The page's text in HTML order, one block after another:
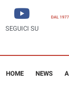
SEGUICI SU
HOME NEWS